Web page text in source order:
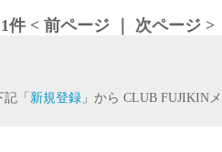
1件 < 前ページ 次ページ >
記「 新規登録 」から CLUB FUJIKIN